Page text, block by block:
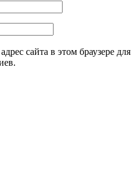
сайта в этом браузере для